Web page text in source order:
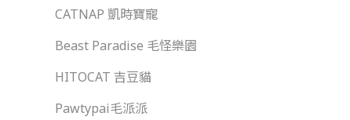
CATNAP 凱時寶寵
Beast Paradise 毛怪樂園
HITOCAT 吉豆貓
Pawtypai毛派派